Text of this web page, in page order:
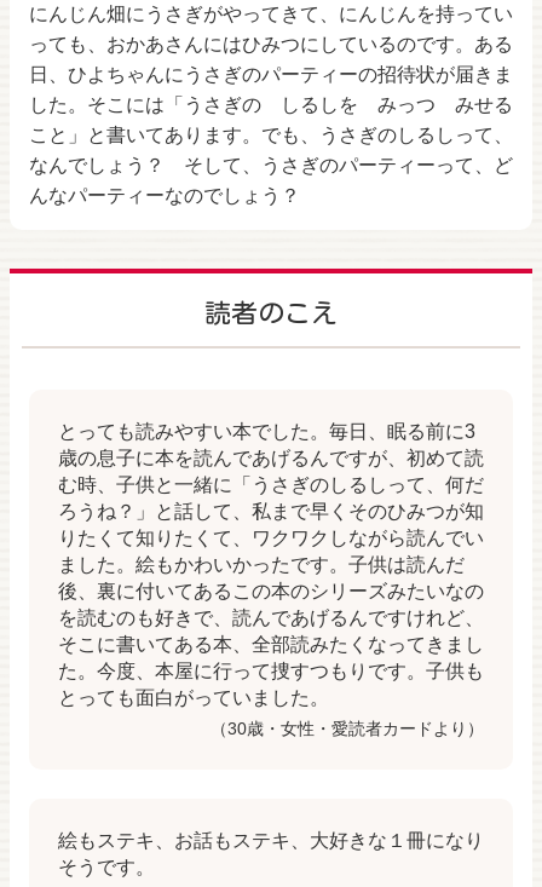
にんじん畑にうさぎがやってきて、にんじんを持ってい
っても、おかあさんにはひみつにしているのです。ある
日、ひよちゃんにうさぎのパーティーの招待状が届きま
した。そこには「うさぎの しるしを みっつ みせる
こと」と書いてあります。でも、うさぎのしるしって、
なんでしょう？ そして、うさぎのパーティーって、ど
んなパーティーなのでしょう？
読者のこえ
とっても読みやすい本でした。毎日、眠る前に3
歳の息子に本を読んであげるんですが、初めて読
む時、子供と一緒に「うさぎのしるしって、何だ
ろうね？」と話して、私まで早くそのひみつが知
りたくて知りたくて、ワクワクしながら読んでい
ました。絵もかわいかったです。子供は読んだ
後、裏に付いてあるこの本のシリーズみたいなの
を読むのも好きで、読んであげるんですけれど、
そこに書いてある本、全部読みたくなってきまし
た。 今度、本屋に行って捜すつもりです。 子供も
とっても面白がっていました。
（30歳・女性・愛読者カードより）
絵もステキ、お話もステキ、大好きな１冊になり
そうです。